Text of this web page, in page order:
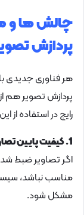
چالش ها و
پردازش
هر فناوری
پردازش تصویر هم
رایج در استفاده از
1. کیفیت پایین تصاویر
اگر تصاویر ضبط
مناسب نباشد،
مشکل شود.